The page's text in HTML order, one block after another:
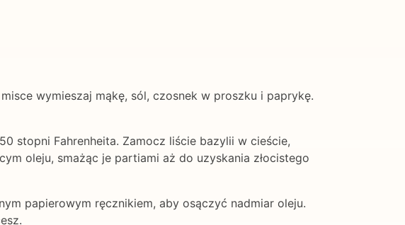
wymieszaj mąkę, sól, czosnek w proszku i paprykę.
stopni Fahrenheita. Zamocz liście bazylii w cieście,
oleju, smażąc je partiami aż do uzyskania złocistego
papierowym ręcznikiem, aby osączyć nadmiar oleju.